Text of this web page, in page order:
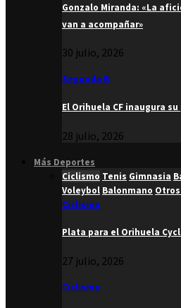
Gonzalo Miranda: «La
van a acompañar»
30 julio, 2026
Segunda B
El Orihuela CF inaugura
28 julio, 2026
Más Deportes
Ciclismo Tenis Gimnasia
Voleybol Balonmano
Ciclismo
Plata para el Orihuela
27 julio, 2026
Ciclismo